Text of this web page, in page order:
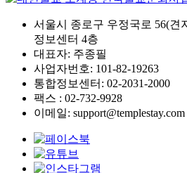
서울시 종로구 우정국로 56(견
정보센터 4층
대표자: 주종필
사업자번호: 101-82-19263
통합정보센터: 02-2031-2000
팩스 : 02-732-9928
이메일: support@templestay.com